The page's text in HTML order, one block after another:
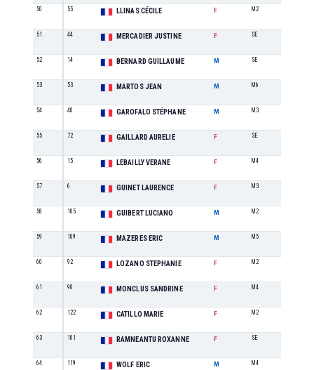
50 55 LLINAS CÉCILE F M2
51 44 MERCADIER JUSTINE F SE
52 14 BERNARD GUILLAUME M SE
53 53 MARTOS JEAN M M6
54 40 GAROFALO STÉPHANE M M3
55 72 GAILLARD AURELIE F SE
56 15 LEBAILLY VERANE F M4
57 6 GUINET LAURENCE F M3
58 105 GUIBERT LUCIANO M M2
59 109 MAZERES ERIC M M5
60 92 LOZANO STEPHANIE F M2
61 90 MONCLUS SANDRINE F M4
62 122 CATILLO MARIE F M2
63 101 RAMNEANTU ROXANNE F SE
64 119 WOLF ERIC M M4